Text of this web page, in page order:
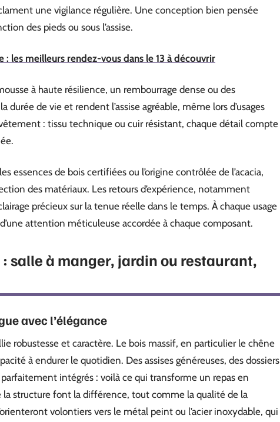
une vigilance régulière. Une conception bien pensée
des pieds ou sous l’assise.
: les meilleurs rendez-vous dans le 13 à découvrir
à haute résilience, un rembourrage dense ou des
durée de vie et rendent l’assise agréable, même lors d’usages
: tissu technique ou cuir résistant, chaque détail compte
essences de bois certifiées ou l’origine contrôlée de l’acacia,
des matériaux. Les retours d’expérience, notamment
précieux sur la tenue réelle dans le temps. À chaque usage
attention méticuleuse accordée à chaque composant.
salle à manger, jardin ou restaurant,
avec l’élégance
robustesse et caractère. Le bois massif, en particulier le chêne
à endurer le quotidien. Des assises généreuses, des dossiers
intégrés : voilà ce qui transforme un repas en
la structure font la différence, tout comme la qualité de la
volontiers vers le métal peint ou l’acier inoxydable, qui